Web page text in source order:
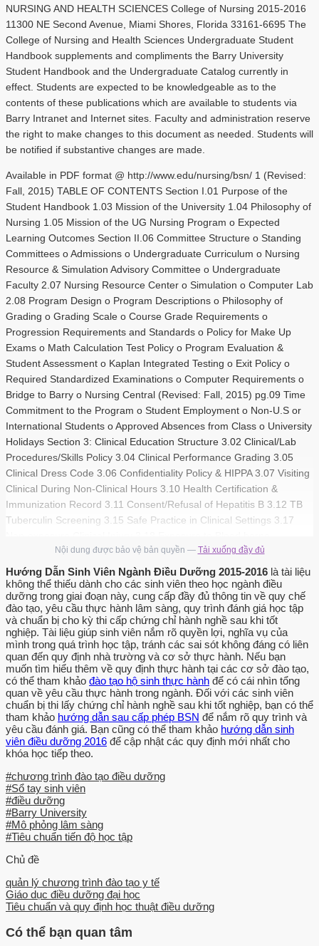
NURSING AND HEALTH SCIENCES College of Nursing 2015-2016
11300 NE Second Avenue, Miami Shores, Florida 33161-6695 The
College of Nursing and Health Sciences Undergraduate Student
Handbook supplements and compliments the Barry University
Student Handbook and the Undergraduate Catalog currently in
effect. Students are expected to be knowledgeable as to the
contents of these publications which are available to students via
Barry Intranet and Internet sites. Faculty and administration reserve
the right to make changes to this document as needed. Students will
be notified if substantive changes are made.
Available in PDF format @ http://www.edu/nursing/bsn/ 1 (Revised:
Fall, 2015) TABLE OF CONTENTS Section I.01 Purpose of the
Student Handbook 1.03 Mission of the University 1.04 Philosophy of
Nursing 1.05 Mission of the UG Nursing Program o Expected
Learning Outcomes Section II.06 Committee Structure o Standing
Committees o Admissions o Undergraduate Curriculum o Nursing
Resource & Simulation Advisory Committee o Undergraduate
Faculty 2.07 Nursing Resource Center o Simulation o Computer Lab
2.08 Program Design o Program Descriptions o Philosophy of
Grading o Grading Scale o Course Grade Requirements o
Progression Requirements and Standards o Policy for Make Up
Exams o Math Calculation Test Policy o Program Evaluation &
Student Assessment o Kaplan Integrated Testing o Exit Policy o
Required Standardized Examinations o Computer Requirements o
Bridge to Barry o Nursing Central (Revised: Fall, 2015) pg.09 Time
Commitment to the Program o Student Employment o Non-U.S or
International Students o Approved Absences from Class o University
Holidays Section 3: Clinical Education Structure 3.02 Clinical/Lab
Procedures/Skills Policy 3.04 Clinical Performance Grading 3.05
Clinical Dress Code 3.06 Confidentiality Policy & HIPPA 3.07 Visiting
Clinical During Non-Clinical Hours 3.10 Health Certification &
Immunization Record 3.11 Consent/Refusal of Hepatitis B 3.12 TB
Tuberculin Screening 3.15 Safe Practice in Clinical Settings 3.17
Pathogens Section 4: General Program Policies 4.01 Privacy Rights
of Students (FERPA) 4.02 Hurricane/Inclement Weather 4.03
Substance Abuse Policy 4.06 Canvas and Email Communication
4.08 University Support Services o Counseling Center o Learning
Center o Student Health Center (Revised: Fall, 2015) pg. 3 o
Financial Aide o Career Services o Public Safety o Bookstore o
Institutional Technology- Library Section 5: Remediation and
Disciplinary Actions 5.01 Clinical Formative & Summative
Evaluations 5.02 Academic Integrity and Honor/Civility Code 5.06
Students Withdrawing from Courses 5.08 Grievance and Appeal of
Grades 5.09 Readmission Section 6: Evaluation and Program
Improvement 6.03 Clinical Site Evaluations 6.06 Exit Benchmark Inc.
Survey Section 7: Scholarships and Leadership Opportunities 7.
MacDonald-Harold – Nursing  Health Resources and Services
Administration (HRSA) - Nursing  Kathleen Papes Scholarship
Fund - Nursing  Lettie P.
Whitehead Scholarship Donor Manager - Nursing  Olga & David
Melin Presidential Scholarship - SNHS  Pamela & Stewart
Greenstein Scholarship - Nursing  Albert W. Shellan Memorial
Scholarship - Nursing  Florida Blue/Judith A. Balcerski Scholarship
Fund - Nursing  Miami Children's Hospital Scholarship - Nursing 
Florence Bayuk Educational Trust Scholarship - Nursing  North
Dade Medical Foundation Scholarship - Nursing  Walgreens
Theta Tau International Nursing Honor Society, Barry University
Nội dung được bảo vệ bản quyền — Tải xuống đầy đủ
Hướng Dẫn Sinh Viên Ngành Điều Dưỡng 2015-2016 là tài liệu
không thể thiếu dành cho các sinh viên theo học ngành điều
dưỡng trong giai đoạn này, cung cấp đầy đủ thông tin về quy chế
đào tạo, yêu cầu thực hành lâm sàng, quy trình đánh giá học tập
và chuẩn bị cho kỳ thi cấp chứng chỉ hành nghề sau khi tốt
nghiệp. Tài liệu giúp sinh viên nắm rõ quyền lợi, nghĩa vụ của
mình trong quá trình học tập, tránh các sai sót không đáng có liên
quan đến quy định nhà trường và cơ sở thực hành. Nếu bạn
muốn tìm hiểu thêm về quy định thực hành tại các cơ sở đào tạo,
có thể tham khảo đào tạo hộ sinh thực hành để có cái nhìn tổng
quan về yêu cầu thực hành trong ngành. Đối với các sinh viên
chuẩn bị thi lấy chứng chỉ hành nghề sau khi tốt nghiệp, bạn có thể
tham khảo hướng dẫn sau cấp phép BSN để nắm rõ quy trình và
yêu cầu đánh giá. Bạn cũng có thể tham khảo hướng dẫn sinh
viên điều dưỡng 2016 để cập nhật các quy định mới nhất cho
khóa học tiếp theo.
#chương trình đào tạo điều dưỡng
#Sổ tay sinh viên
#điều dưỡng
#Barry University
#Mô phỏng lâm sàng
#Tiêu chuẩn tiến độ học tập
Chủ đề
quản lý chương trình đào tạo y tế
Giáo dục điều dưỡng đại học
Tiêu chuẩn và quy định học thuật điều dưỡng
Có thể bạn quan tâm